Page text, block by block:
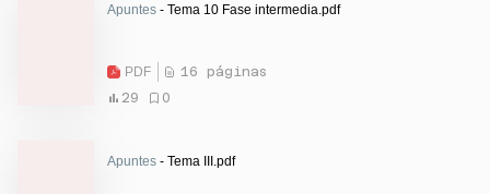
Apuntes - Tema 10 Fase intermedia.pdf
PDF
16 páginas
29
0
Apuntes - Tema III.pdf